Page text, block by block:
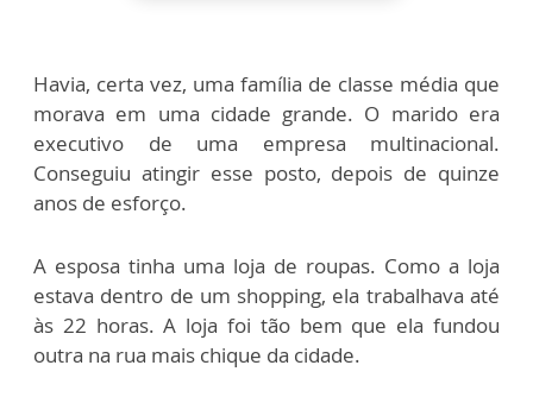
Havia, certa vez, uma família de classe média que
morava em uma cidade grande. O marido era
executivo de uma empresa multinacional.
Conseguiu atingir esse posto, depois de quinze
anos de esforço.
A esposa tinha uma loja de roupas. Como a loja
estava dentro de um shopping, ela trabalhava até
às 22 horas. A loja foi tão bem que ela fundou
outra na rua mais chique da cidade.